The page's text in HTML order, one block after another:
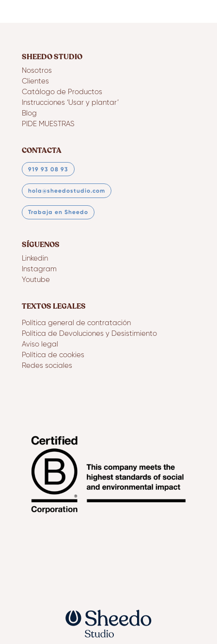
SHEEDO STUDIO
Nosotros
Clientes
Catálogo de Productos
Instrucciones ‘Usar y plantar’
Blog
PIDE MUESTRAS
CONTACTA
919 93 08 93
hola@sheedostudio.com
Trabaja en Sheedo
SÍGUENOS
Linkedin
Instagram
Youtube
TEXTOS LEGALES
Política general de contratación
Política de Devoluciones y Desistimiento
Aviso legal
Política de cookies
Redes sociales